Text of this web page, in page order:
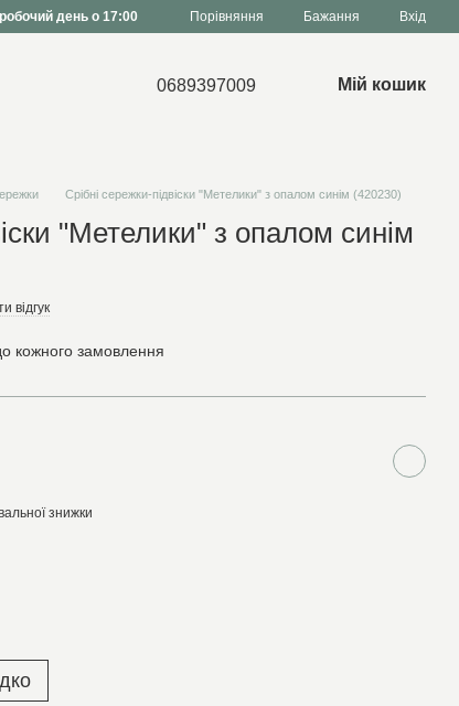
день о 17:00 Порівняння Бажання Вхід
0689397009 Мій кошик
Срібні сережки-підвіски "Метелики" з опалом синім (420230)
"Метелики" з опалом синім
відгук
замовлення
знижки